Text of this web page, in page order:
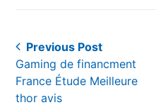
Post
navigation
Previous Post
Previous
post:
Gaming de financment
France Étude Meilleure
thor avis ️